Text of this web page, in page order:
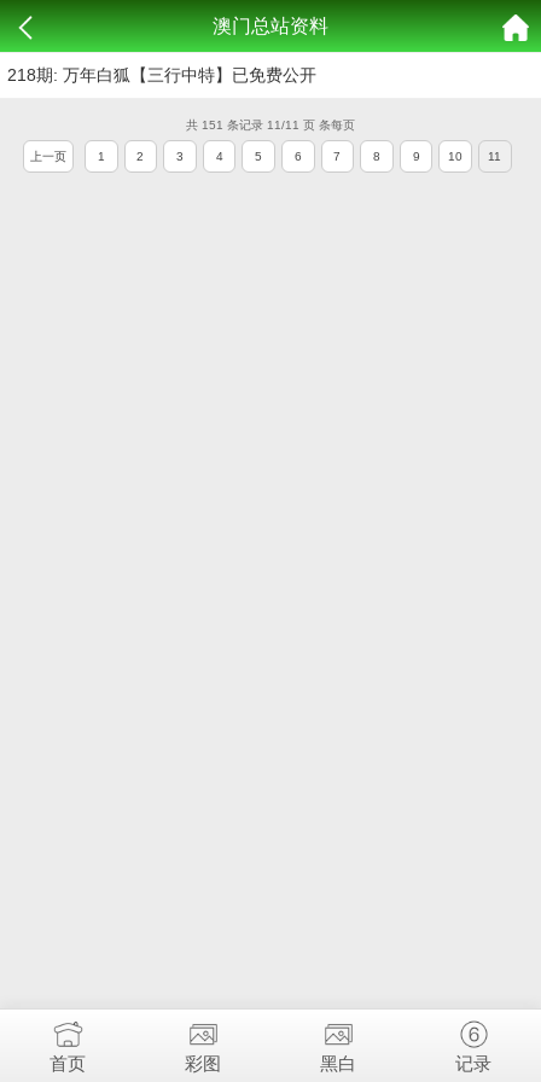
澳门总站资料
218期: 万年白狐【三行中特】已免费公开
共 151 条记录 11/11 页 条每页
上一页 1 2 3 4 5 6 7 8 9 10 11
首页 彩图 黑白 记录